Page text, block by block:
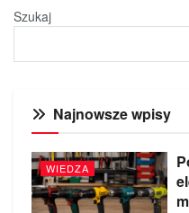
Szukaj
Najnowsze wpisy
WIEDZA